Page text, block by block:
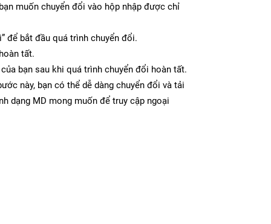
muốn chuyển đổi vào hộp nhập được chỉ
để bắt đầu quá trình chuyển đổi.
tất.
bạn sau khi quá trình chuyển đổi hoàn tất.
này, bạn có thể dễ dàng chuyển đổi và tải
dạng MD mong muốn để truy cập ngoại